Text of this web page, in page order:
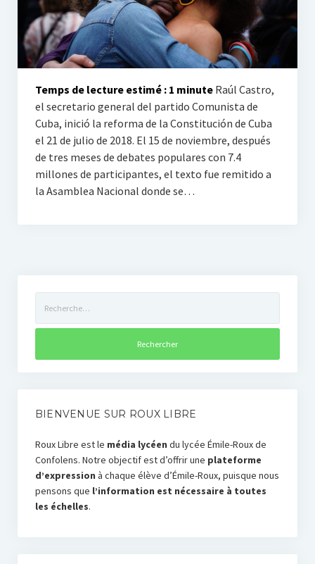
Tribunes et engagement
Vie lycéenne
Activités scolaires
L’internat
Roux Libre
En español
In english
Temps de lecture estimé : 1 minuteRaúl Castro,
el secretario general del partido Comunista de
Cuba, inició la reforma de la Constitución de Cuba
el 21 de julio de 2018. El 15 de noviembre, después
de tres meses de debates populares con 7.4
millones de participantes, el texto fue remitido a
la Asamblea Nacional donde se…
BIENVENUE SUR ROUX LIBRE
Roux Libre est le média lycéen du lycée Émile-Roux de
Confolens. Notre objectif est d’offrir une plateforme
d’expression à chaque élève d’Émile-Roux, puisque nous
pensons que l’information est nécessaire à toutes
les échelles.